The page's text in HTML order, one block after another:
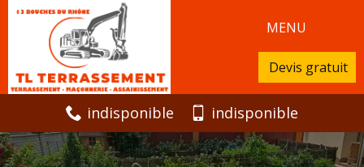
MENU
Devis gratuit
indisponible indisponible